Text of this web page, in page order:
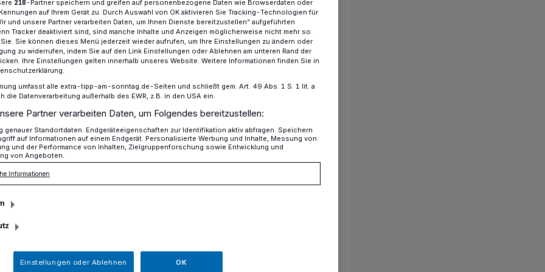
mit Konzert "Pax-Pace-Frieden“
in St.
sich zum 80. Mal das Ende des 2.
weiterhin in vielen Teilen der Erde
Frieden scheint aktuell bedroht.
Menschen nach Frieden oder
218-Partner speichern und greifen auf personenbezogene Daten wie Browserdaten oder
auf Ihrem Gerät zu. Durch Auswahl von OK aktivieren Sie Tracking-Technologien für
und unsere Partner verarbeiten Daten, um Ihnen Dienste bereitzustellen“ aufgeführten
Tracker deaktiviert sind, sind manche Inhalte und Anzeigen möglicherweise nicht mehr so
Sie können dieses Menü jederzeit wieder aufrufen, um Ihre Einstellungen zu ändern oder
zu widerrufen, indem Sie auf den Link Einstellungen oder Ablehnen am unteren Rand der
Ihre Einstellungen gelten innerhalb unseres Website. Weitere Informationen finden Sie in
umfasst alle extra-tipp-am-sonntag.de-Seiten und schließt gem. Art. 49 Abs. 1 S. 1 lit. a
die Datenverarbeitung außerhalb des EWR, z.B. in den USA ein.
Partner verarbeiten Daten, um Folgendes bereitzustellen:
genauer Standortdaten. Endgeräteeigenschaften zur Identifikation aktiv abfragen. Speichern
auf Informationen auf einem Endgerät. Personalisierte Werbung und Inhalte, Messung von
und der Performance von Inhalten, Zielgruppenforschung sowie Entwicklung und
von Angeboten.
Informationen
Einstellungen oder Ablehnen OK